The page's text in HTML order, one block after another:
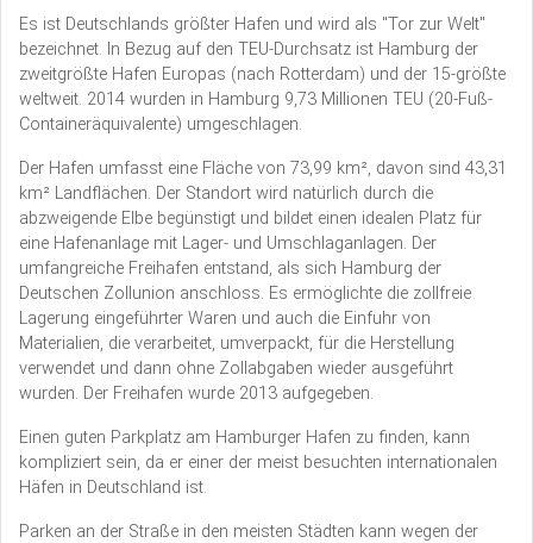
Es ist Deutschlands größter Hafen und wird als "Tor zur Welt"
bezeichnet. In Bezug auf den TEU-Durchsatz ist Hamburg der
zweitgrößte Hafen Europas (nach Rotterdam) und der 15-größte
weltweit. 2014 wurden in Hamburg 9,73 Millionen TEU (20-Fuß-
Containeräquivalente) umgeschlagen.
Der Hafen umfasst eine Fläche von 73,99 km², davon sind 43,31
km² Landflächen. Der Standort wird natürlich durch die
abzweigende Elbe begünstigt und bildet einen idealen Platz für
eine Hafenanlage mit Lager- und Umschlaganlagen. Der
umfangreiche Freihafen entstand, als sich Hamburg der
Deutschen Zollunion anschloss. Es ermöglichte die zollfreie
Lagerung eingeführter Waren und auch die Einfuhr von
Materialien, die verarbeitet, umverpackt, für die Herstellung
verwendet und dann ohne Zollabgaben wieder ausgeführt
wurden. Der Freihafen wurde 2013 aufgegeben.
Einen guten Parkplatz am Hamburger Hafen zu finden, kann
kompliziert sein, da er einer der meist besuchten internationalen
Häfen in Deutschland ist.
Parken an der Straße in den meisten Städten kann wegen der